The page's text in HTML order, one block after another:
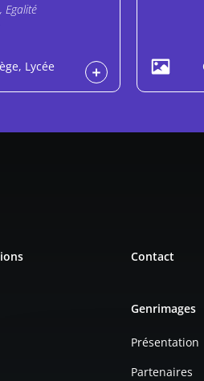
Egalité
Lycée
Contact
Genrimages
Présentation
Partenaires